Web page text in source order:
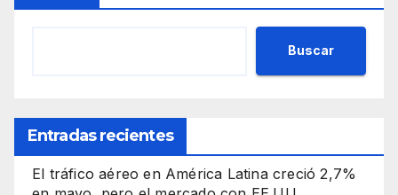
Buscar
Entradas recientes
El tráfico aéreo en América Latina creció 2,7%